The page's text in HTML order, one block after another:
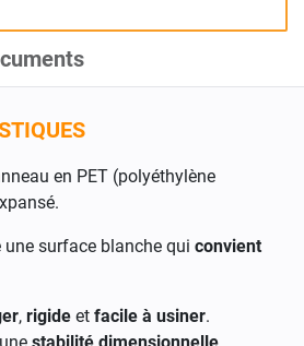
en PET (polyéthylène
une surface blanche qui convient
, rigide et facile à usiner.